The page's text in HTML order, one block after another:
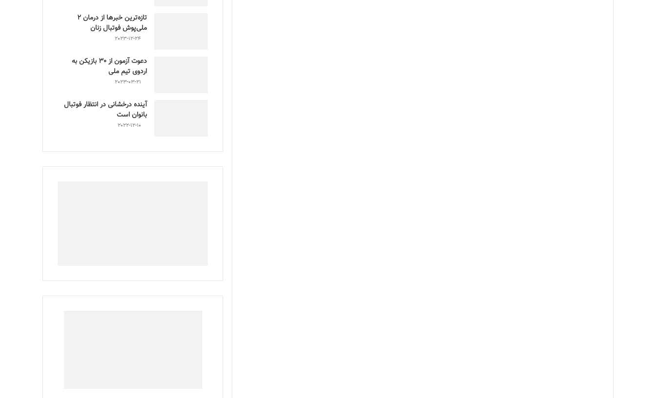
تازه‌ترین خبرها از درمان ۲
ملی‌پوش فوتبال زنان
2023-12-24
دعوت آزمون از 30 بازیکن به
اردوی تیم ملی
2023-03-21
آینده درخشانی در انتظار فوتبال
بانوان است
2022-12-10